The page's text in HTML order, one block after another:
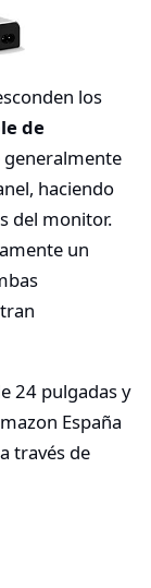
los
de
generalmente
haciendo
del monitor.
un
24 pulgadas y
España
través de